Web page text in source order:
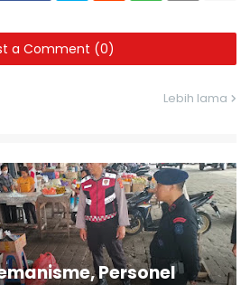
a Comment (0)
Lebih lama
Personel